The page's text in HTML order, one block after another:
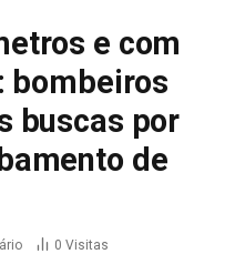
e com
bombeiros
buscas por
de
0 Visitas